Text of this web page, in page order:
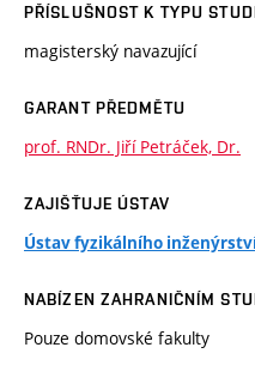
PŘÍSLUŠNOST K TYPU
magisterský navazující
GARANT PŘEDMĚTU
prof. RNDr. Jiří Petráček, Dr.
ZAJIŠŤUJE ÚSTAV
Ústav fyzikálního
NABÍZEN ZAHRANIČNÍM
Pouze domovské fakulty